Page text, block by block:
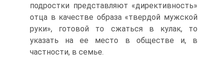
подростки представляют «директивность»
отца в качестве образа «твердой мужской
руки», готовой то сжаться в кулак, то
указать на ее место в обществе и, в
частности, в семье.